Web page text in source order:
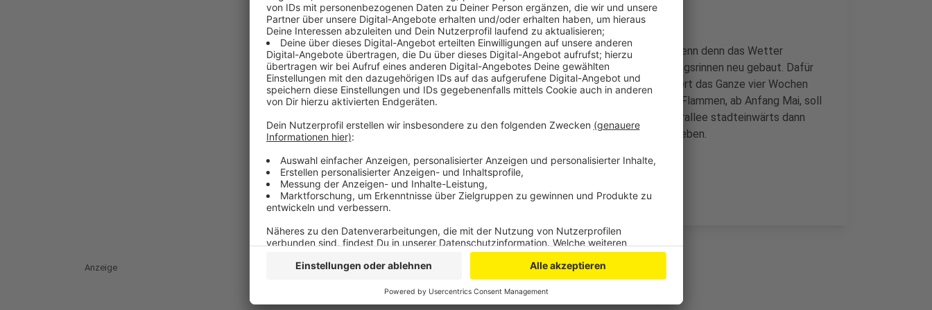
Erstmal gilt das allerdings nur stadtauswärts - für vier Wochen, wenn denn das Wetter
mitspielt. Solange werden die Straßenränder und die Entwässerungsrinnen neu gebaut. Dafür
muss die Fahrradspur gesperrt werden. Wenn das durch ist, passiert das Ganze vier Wochen
lang nochmal in Gegenrichtung, also stadteinwärts. Nach Rhein in Flammen, ab Anfang Mai, soll
dann der Straßenbelag erneuert werden. Dafür muss die Adenauerallee stadteinwärts dann
komplett gesperrt werden. Es wird eine weiträumige Umleitung geben.
Anzeige
Anzeige